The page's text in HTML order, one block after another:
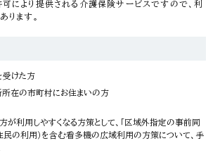
により提供される介護保険サービスですので、利
ります。
けた方
所在の市町村にお住まいの方
利用しやすくなる方策として、「区域外指定の事前同
民の利用）を含む看多機の広域利用の方策について、手